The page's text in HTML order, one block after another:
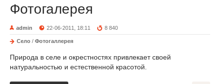
Фотогалерея
admin 22-06-2011, 18:11 8 840
Село / Фотогаллерея
Природа в селе и окрестностях привлекает своей
натуральностью и естественной красотой.